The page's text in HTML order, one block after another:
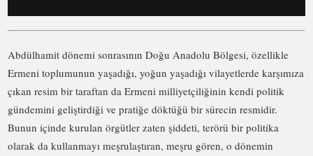
Abdülhamit dönemi sonrasının Doğu Anadolu Bölgesi, özellikle
Ermeni toplumunun yaşadığı, yoğun yaşadığı vilayetlerde karşımıza
çıkan resim bir taraftan da Ermeni milliyetçiliğinin kendi politik
gündemini geliştirdiği ve pratiğe döktüğü bir sürecin resmidir.
Bunun içinde kurulan örgütler zaten şiddeti, terörü bir politika
olarak da kullanmayı meşrulaştıran, meşru gören, o dönemin